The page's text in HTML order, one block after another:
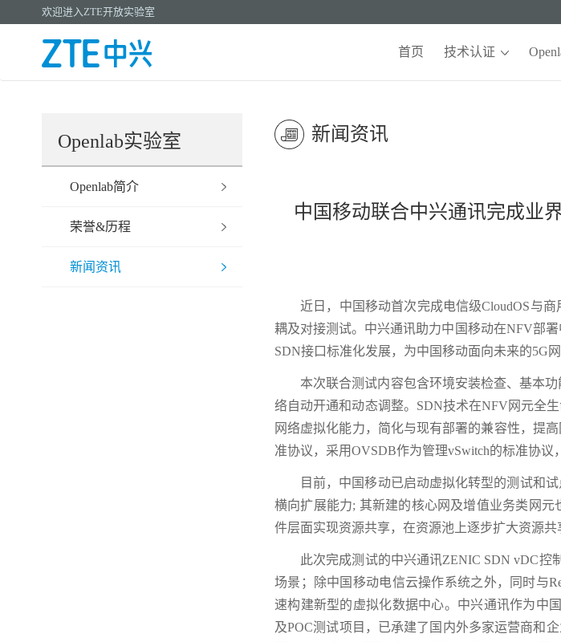
欢迎进入ZTE开放实验室
首页 技术认证
Openlab实验室
Openlab简介
荣誉&历程
新闻资讯
新闻资讯
中国移动联合中兴通讯完成业
近日，中国移动首次完成电信级CloudOS与
耦及对接测试。中兴通讯助力中国移动在NFV部
SDN接口标准化发展，为中国移动面向未来的5G
本次联合测试内容包含环境安装检查、基本
络自动开通和动态调整。SDN技术在NFV网元全
网络虚拟化能力，简化与现有部署的兼容性，提
准协议，采用OVSDB作为管理vSwitch的标准协
目前，中国移动已启动虚拟化转型的测试和
横向扩展能力; 其新建的核心网及增值业务类网
件层面实现资源共享，在资源池上逐步扩大资源共
此次完成测试的中兴通讯ZENIC SDN vDC控
场景；除中国移动电信云操作系统之外，同时与
速构建新型的虚拟化数据中心。中兴通讯作为中
及POC测试项目，已承建了国内外多家运营商和